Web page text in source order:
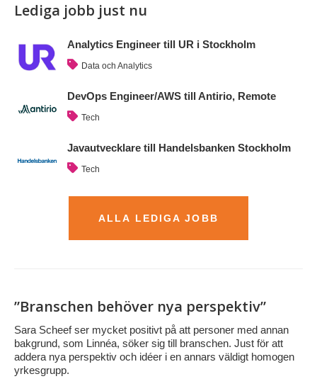
Lediga jobb just nu
Analytics Engineer till UR i Stockholm
Data och Analytics
DevOps Engineer/AWS till Antirio, Remote
Tech
Javautvecklare till Handelsbanken Stockholm
Tech
ALLA LEDIGA JOBB
”Branschen behöver nya perspektiv”
Sara Scheef ser mycket positivt på att personer med annan
bakgrund, som Linnéa, söker sig till branschen. Just för att
addera nya perspektiv och idéer i en annars väldigt homogen
yrkesgrupp.